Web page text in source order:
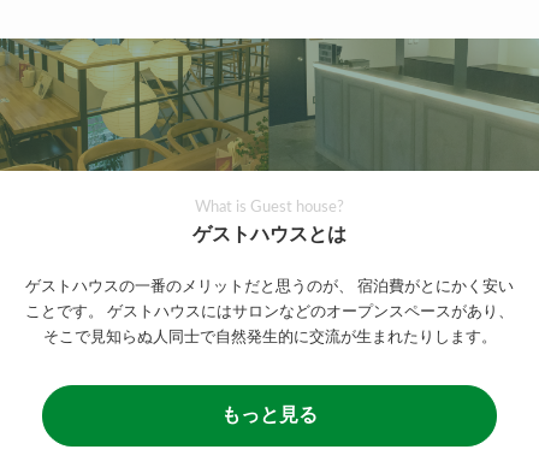
What is Guest house?
ゲストハウスとは
ゲストハウスの一番のメリットだと思うのが、
宿泊費がとにかく安い
ことです。
ゲストハウスにはサロンなどのオープンスペースがあり、
そこで見知らぬ人同士で自然発生的に交流が生まれたりします。
もっと見る